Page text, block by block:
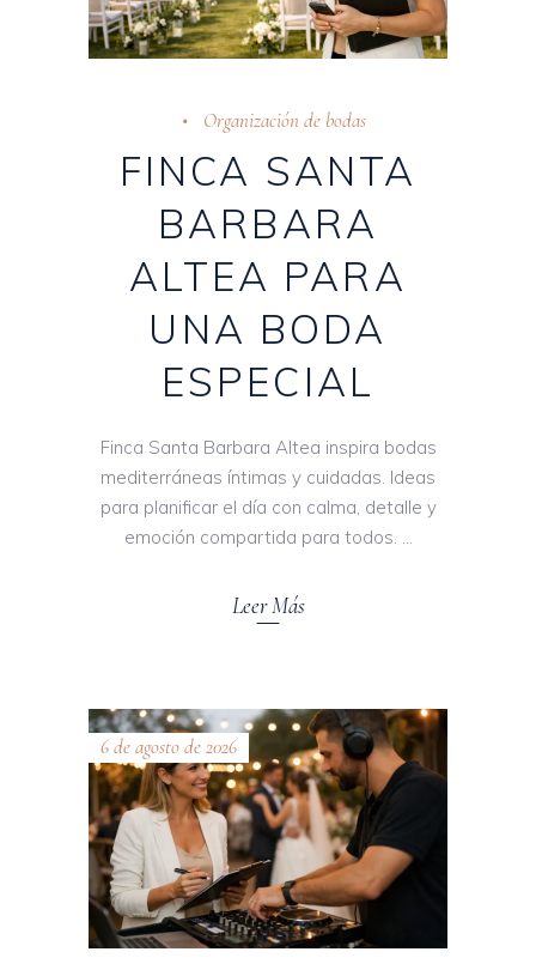
Organización de bodas
FINCA SANTA
BARBARA
ALTEA PARA
UNA BODA
ESPECIAL
Finca Santa Barbara Altea inspira bodas
mediterráneas íntimas y cuidadas. Ideas
para planificar el día con calma, detalle y
emoción compartida para todos.
Leer Más
6 de agosto de 2026